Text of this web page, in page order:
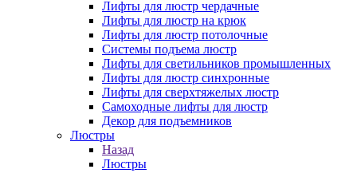
Лифты для люстр чердачные
Лифты для люстр на крюк
Лифты для люстр потолочные
Системы подъема люстр
Лифты для светильников промышленных
Лифты для люстр синхронные
Лифты для сверхтяжелых люстр
Самоходные лифты для люстр
Декор для подъемников
Люстры
Назад
Люстры